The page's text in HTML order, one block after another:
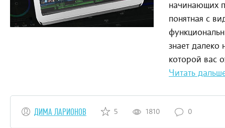
начинающих
понятная с
знает
которой вас
Читать
ДИМА ЛАРИОНОВ 5 1810 0